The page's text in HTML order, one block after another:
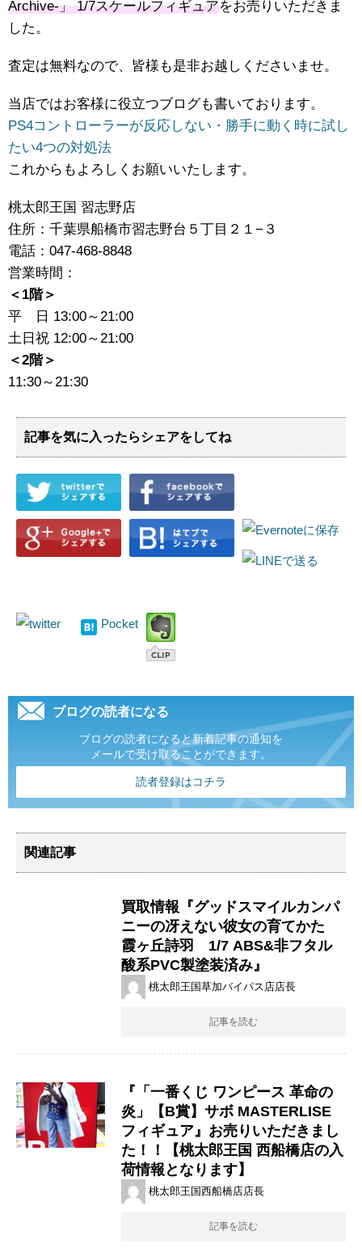
Archive-」 ​1/7スケールフィギュアをお売りいただきま
した。
査定は無料なので、皆様も是非お越しくださいませ。
当店ではお客様に役立つブログも書いております。
PS4コントローラーが反応しない・勝手に動く時に試し
たい4つの対処法
これからもよろしくお願いいたします。
桃太郎王国 習志野店
住所：千葉県船橋市習志野台５丁目２１−３
電話：047-468-8848
営業時間：
＜1階＞
平 日 13:00～21:00
土日祝 12:00～21:00
＜2階＞
11:30～21:30
記事を気に入ったらシェアをしてね
Pocket
ブログの読者になる
ブログの読者になると新着記事の通知を
メールで受け取ることができます。
読者登録はコチラ
関連記事
買取情報『グッドスマイルカンパ
ニーの冴えない彼女の育てかた
霞ヶ丘詩羽 1/7 ​ABS&非フタル
酸系PVC製塗装済み』
桃太郎王国草加バイパス店店長
記事を読む
『​「一番くじ ​ワンピース ​革命の
炎」【B賞】サボ ​MASTERLISE
フィギュア』お売りいただきまし
た！！【桃太郎王国 西船橋店の入
荷情報となります】
桃太郎王国西船橋店店長
記事を読む